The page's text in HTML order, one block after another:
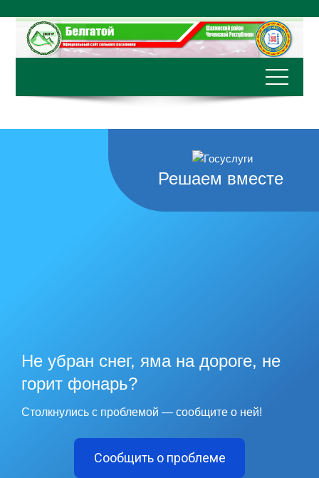
содержимому
Решаем вместе
Не убран снег, яма на дороге, не
горит фонарь?
Столкнулись с проблемой — сообщите о ней!
Сообщить о проблеме